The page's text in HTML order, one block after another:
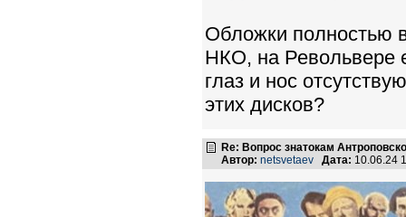
Обложки полностью
НКО, на Револьвере
глаз и нос
этих дисков?
Re: Вопрос знатокам
Автор: netsvetaev Дата: 10.06.24